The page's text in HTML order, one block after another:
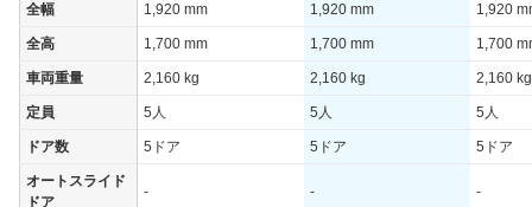
全幅 1,920 mm 1,920 mm 1,920
全高 1,700 mm 1,700 mm 1,700
車両重量 2,160 kg 2,160 kg 2,160 kg
定員 5人 5人 5人
ドア数 5ドア 5ドア 5ドア
オートスライド
ドア
- - -